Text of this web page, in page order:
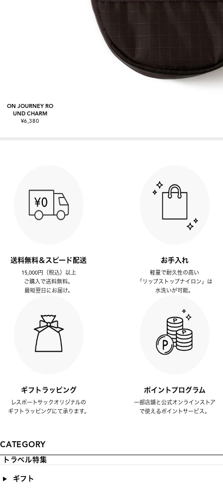
ON JOURNEY RO
UND CHARM
¥6,380
送料無料＆スピード配送
15,000円（税込）以上
ご購入で送料無料。
最短翌日にお届け。
お手入れ
軽量で耐久性の高い
「リップストップナイロン」は
水洗いが可能。
ギフトラッピング
レスポートサックオリジナルの
ギフトラッピングにて承ります。
ポイントプログラム
一部店舗と公式オンラインストア
で使えるポイントサービス。
CATEGORY
トラベル特集
ギフト